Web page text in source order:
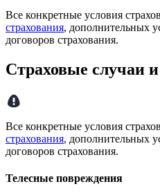
Все конкретные условия
страхования, дополнительных
договоров страхования.
Страховые случаи
Все конкретные условия
страхования, дополнительных
договоров страхования.
Телесные повреждения